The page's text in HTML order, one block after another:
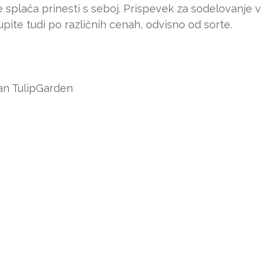
splača prinesti s seboj. Prispevek za sodelovanje v
tudi po različnih cenah, odvisno od sorte.
TulipGarden